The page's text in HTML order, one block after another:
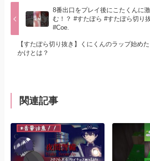
8番出口をプレイ後にこたくんに
む！？ #すたぽら #すたぽら切り
#Coe.
【すたぽら切り抜き】くにくんのラップ始め
かけとは？
関連記事